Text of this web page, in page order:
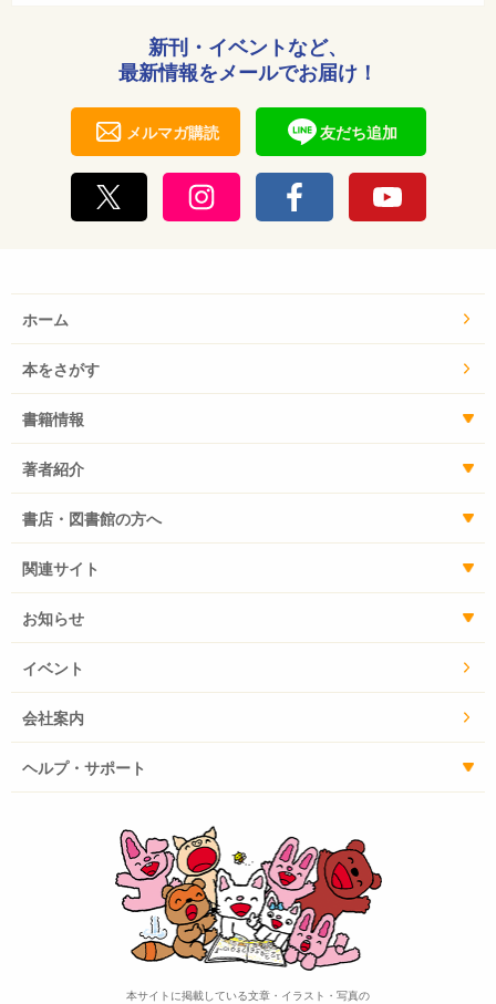
新刊・イベントなど、
最新情報をメールでお届け！
メルマガ購読 友だち追加
ホーム
本をさがす
書籍情報
著者紹介
書店・図書館の方へ
関連サイト
お知らせ
イベント
会社案内
ヘルプ・サポート
本サイトに掲載している文章・イラスト・写真の